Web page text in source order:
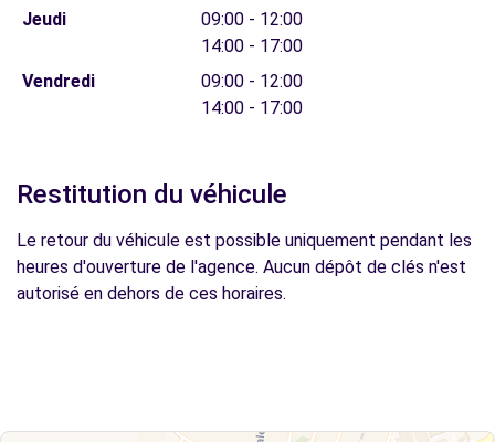
Jeudi
09:00 - 12:00
14:00 - 17:00
Vendredi
09:00 - 12:00
14:00 - 17:00
Restitution du véhicule
Le retour du véhicule est possible uniquement pendant les
heures d'ouverture de l'agence. Aucun dépôt de clés n'est
autorisé en dehors de ces horaires.